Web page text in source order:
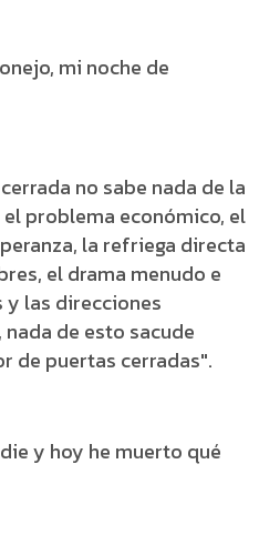
mi noche de
no sabe nada de la
problema económico, el
la refriega directa
el drama menudo e
las direcciones
de esto sacude
de puertas cerradas".
y hoy he muerto qué